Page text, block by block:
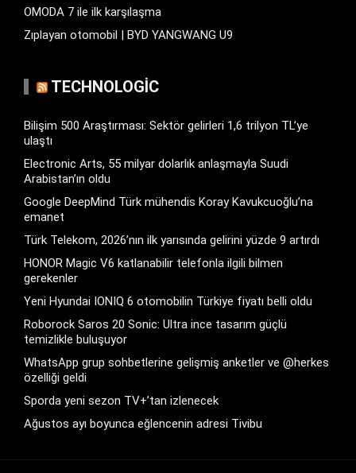
OMODA 7 ile ilk karşılaşma
Zıplayan otomobil | BYD YANGWANG U9
TECHNOLOGIC
Bilişim 500 Araştırması: Sektör gelirleri 1,6 trilyon TL’ye
ulaştı
Electronic Arts, 55 milyar dolarlık anlaşmayla Suudi
Arabistan’ın oldu
Google DeepMind Türk mühendis Koray Kavukcuoğlu’na
emanet
Türk Telekom, 2026’nın ilk yarısında gelirini yüzde 9 artırdı
HONOR Magic V6 katlanabilir telefonla ilgili bilmen
gerekenler
Yeni Hyundai IONIQ 6 otomobilin Türkiye fiyatı belli oldu
Roborock Saros 20 Sonic: Ultra ince tasarım güçlü
temizlikle buluşuyor
WhatsApp grup sohbetlerine gelişmiş anketler ve @herkes
özelliği geldi
Sporda yeni sezon TV+’tan izlenecek
Ağustos ayı boyunca eğlencenin adresi Tivibu